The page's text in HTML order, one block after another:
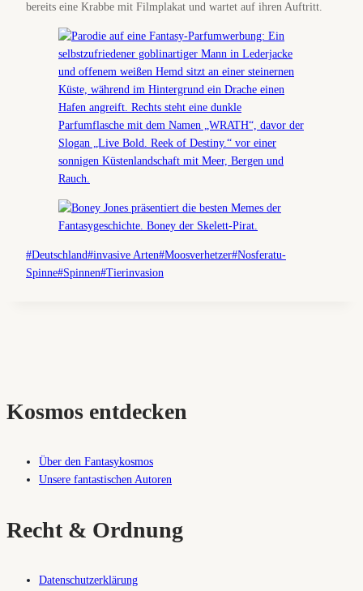
bereits eine Krabbe mit Filmplakat und wartet auf ihren Auftritt.
Schlagworte:
#Deutschland#invasive Arten#Moosverhetzer#Nosferatu-
Spinne#Spinnen#Tierinvasion
Kosmos entdecken
Über den Fantasykosmos
Unsere fantastischen Autoren
Recht & Ordnung
Datenschutzerklärung